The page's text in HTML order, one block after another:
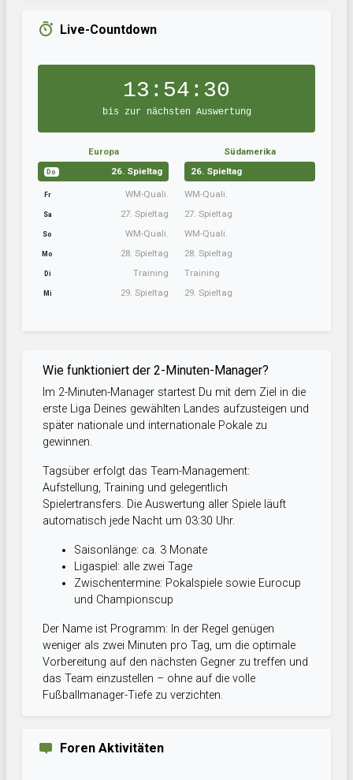
Live-Countdown
13:54:29
bis zur nächsten Auswertung
Europa
Do 26. Spieltag
Fr WM-Quali.
Sa 27. Spieltag
So WM-Quali.
Mo 28. Spieltag
Di Training
Mi 29. Spieltag
Südamerika
26. Spieltag
WM-Quali.
27. Spieltag
WM-Quali.
28. Spieltag
Training
29. Spieltag
Wie funktioniert der 2-Minuten-Manager?
Im 2-Minuten-Manager startest Du mit dem Ziel in die
erste Liga Deines gewählten Landes aufzusteigen und
später nationale und internationale Pokale zu
gewinnen.
Tagsüber erfolgt das Team-Management:
Aufstellung, Training und gelegentlich
Spielertransfers. Die Auswertung aller Spiele läuft
automatisch jede Nacht um 03:30 Uhr.
Saisonlänge: ca. 3 Monate
Ligaspiel: alle zwei Tage
Zwischentermine: Pokalspiele sowie Eurocup
und Championscup
Der Name ist Programm: In der Regel genügen
weniger als zwei Minuten pro Tag, um die optimale
Vorbereitung auf den nächsten Gegner zu treffen und
das Team einzustellen – ohne auf die volle
Fußballmanager-Tiefe zu verzichten.
Foren Aktivitäten